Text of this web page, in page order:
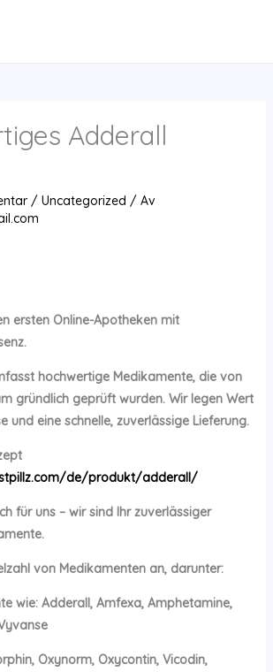
Adderall
/ Uncategorized / Av
ersten Online-Apotheken mit
hochwertige Medikamente, die von
gründlich geprüft wurden. Wir legen Wert
und eine schnelle, zuverlässige Lieferung.
de/produkt/adderall/
für uns – wir sind Ihr zuverlässiger
von Medikamenten an, darunter:
wie: Adderall, Amfexa, Amphetamine,
Oxynorm, Oxycontin, Vicodin,